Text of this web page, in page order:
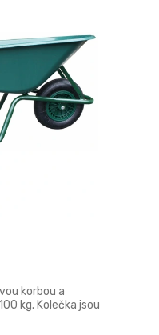
korbou a
kg. Kolečka jsou